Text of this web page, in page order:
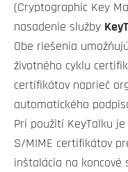
(Cryptographic Key
nasadenie služby
Obe riešenia
životného cyklu
certifikátov naprieč
automatického
Pri použití KeyTalku
S/MIME certifikátov
inštalácia na koncové